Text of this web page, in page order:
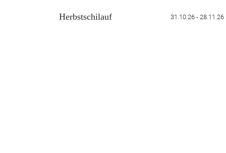
Herbstschilauf 31.10.26 - 28.11.26